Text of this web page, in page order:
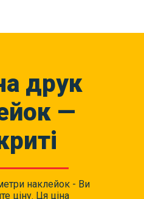
друк
—
наклейок - Ви
ціну. Ця ціна